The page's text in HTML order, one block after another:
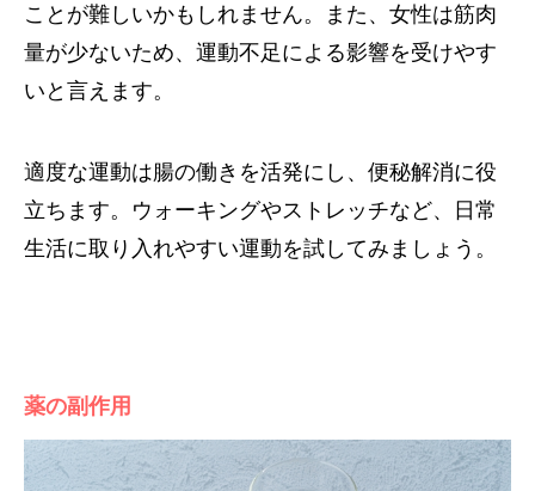
ことが難しいかもしれません。また、女性は筋肉
量が少ないため、運動不足による影響を受けやす
いと言えます。
適度な運動は腸の働きを活発にし、便秘解消に役
立ちます。ウォーキングやストレッチなど、日常
生活に取り入れやすい運動を試してみましょう。
薬の副作用